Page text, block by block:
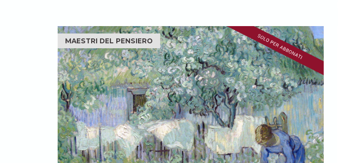
MAESTRI DEL PENSIERO